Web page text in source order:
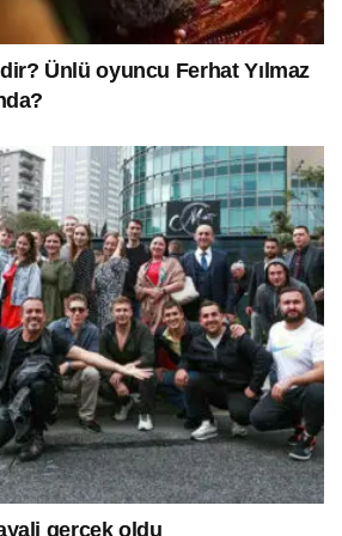
Ünlü oyuncu Ferhat Yılmaz
gerçek oldu